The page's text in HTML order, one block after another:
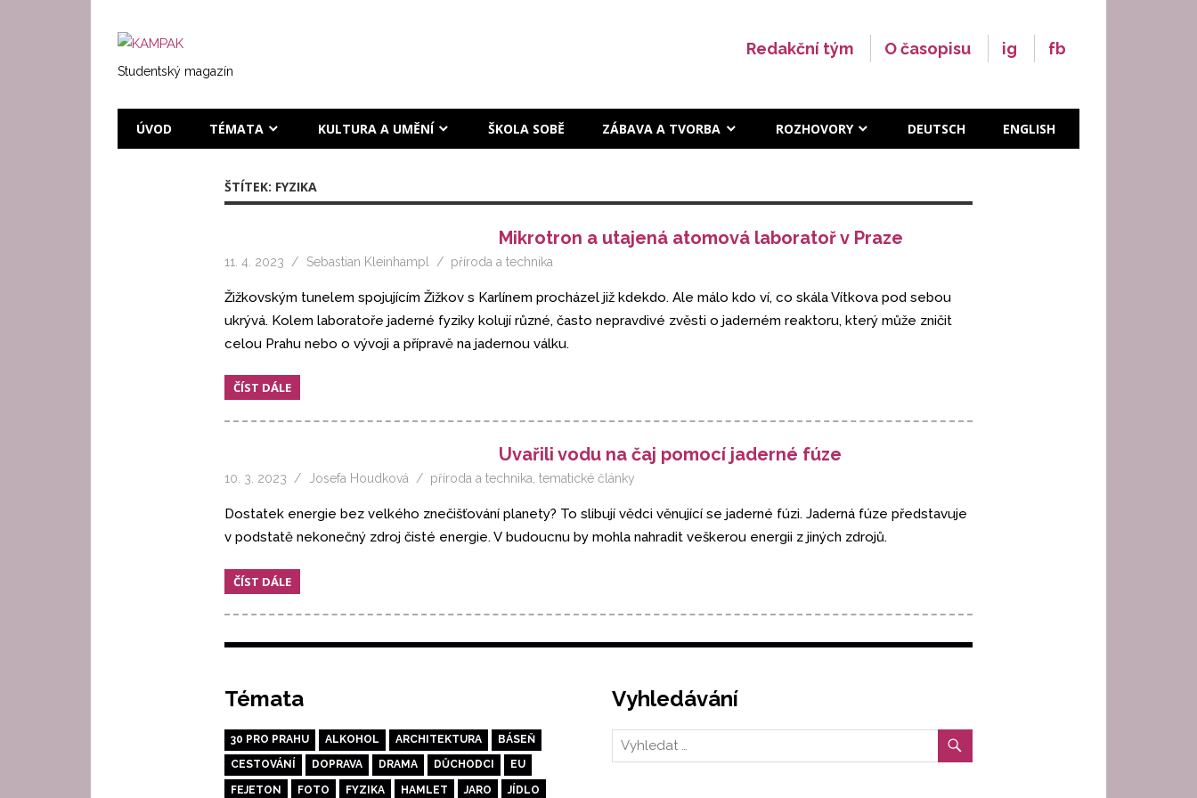
Studentský magazín
Redakční tým O časopisu ig fb
ÚVOD TÉMATA KULTURA A UMĚNÍ ŠKOLA SOBĚ ZÁBAVA A TVORBA ROZHOVORY DEUTSCH ENGLISH
ŠTÍTEK: FYZIKA
Mikrotron a utajená atomová laboratoř v Praze
11. 4. 2023 Sebastian Kleinhampl příroda a technika
Žižkovským tunelem spojujícím Žižkov s Karlínem procházel již kdekdo. Ale málo kdo ví, co skála Vítkova pod sebou
ukrývá. Kolem laboratoře jaderné fyziky kolují různé, často nepravdivé zvěsti o jaderném reaktoru, který může zničit
celou Prahu nebo o vývoji a přípravě na jadernou válku.
ČÍST DÁLE
Uvařili vodu na čaj pomocí jaderné fúze
10. 3. 2023 Josefa Houdková příroda a technika ,tematické články
Dostatek energie bez velkého znečišťování planety? To slibují vědci věnující se jaderné fúzi. Jaderná fúze představuje
v podstatě nekonečný zdroj čisté energie. V budoucnu by mohla nahradit veškerou energii z jiných zdrojů.
ČÍST DÁLE
Témata
30 PRO PRAHU ALKOHOL ARCHITEKTURA BÁSEŇ
CESTOVÁNÍ DOPRAVA DRAMA DŮCHODCI EU
FEJETON FOTO FYZIKA HAMLET JARO JÍDLO
Vyhledávání